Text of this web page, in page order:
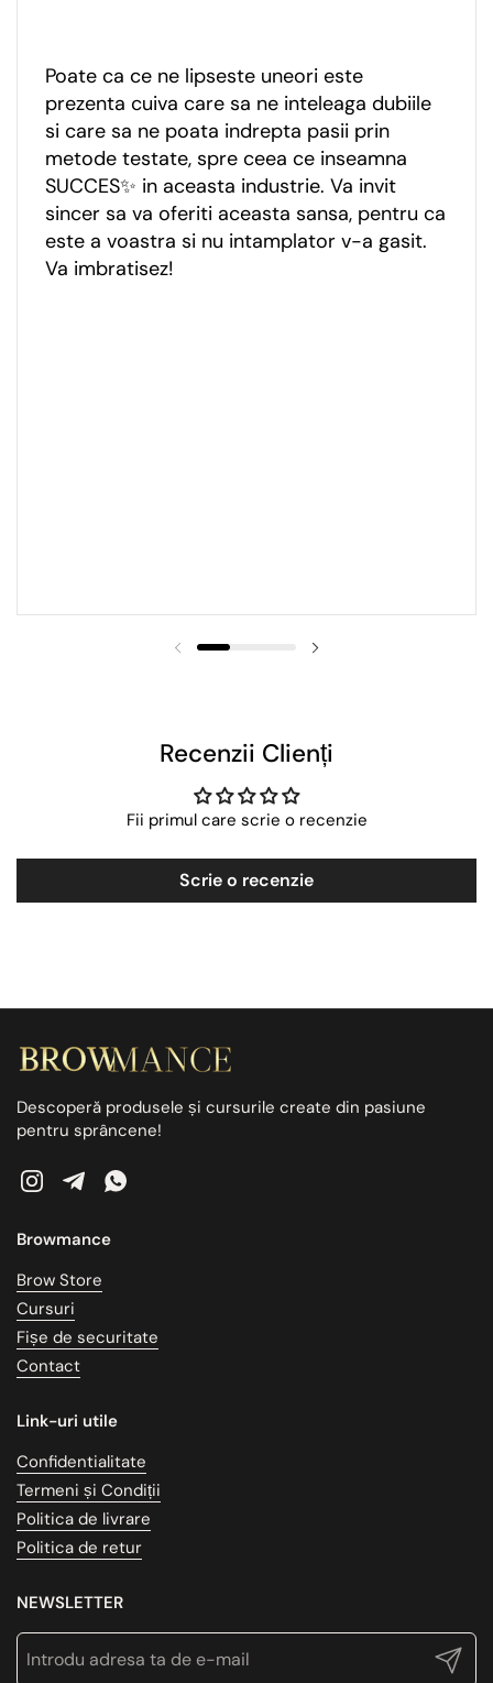
Poate ca ce ne lipseste uneori este
prezenta cuiva care sa ne inteleaga dubiile
si care sa ne poata indrepta pasii prin
metode testate, spre ceea ce inseamna
SUCCES✨ in aceasta industrie. Va invit
sincer sa va oferiti aceasta sansa, pentru ca
este a voastra si nu intamplator v-a gasit.
Va imbratisez!
Recenzii Clienți
Fii primul care scrie o recenzie
Scrie o recenzie
Descoperă produsele și cursurile create din pasiune
pentru sprâncene!
Instagram
TelegramWhatsApp
Browmance
Brow Store
Cursuri
Fișe de securitate
Contact
Link-uri utile
Confidentialitate
Termeni și Condiții
Politica de livrare
Politica de retur
NEWSLETTER